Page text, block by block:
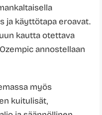
ja käyttötapa eroavat.
kautta otettava
annostellaan
myös
kuitulisät,